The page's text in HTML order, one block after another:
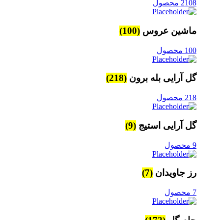
2108 محصول
ماشین عروس (100)
100 محصول
گل آرایی بله برون (218)
218 محصول
گل آرایی استیج (9)
9 محصول
رز جاویدان (7)
7 محصول